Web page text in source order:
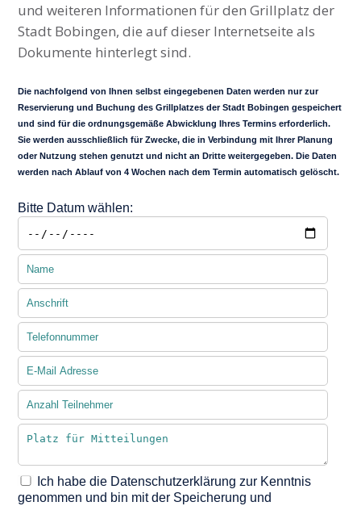
und weiteren Informationen für den Grillplatz der
Stadt Bobingen, die auf dieser Internetseite als
Dokumente hinterlegt sind.
Die nachfolgend von Ihnen selbst eingegebenen Daten werden nur zur
Reservierung und Buchung des Grillplatzes der Stadt Bobingen gespeichert
und sind für die ordnungsgemäße Abwicklung Ihres Termins erforderlich.
Sie werden ausschließlich für Zwecke, die in Verbindung mit Ihrer Planung
oder Nutzung stehen genutzt und nicht an Dritte weitergegeben. Die Daten
werden nach Ablauf von 4 Wochen nach dem Termin automatisch gelöscht.
Bitte Datum wählen:
Ich habe die Datenschutzerklärung zur Kenntnis
genommen und bin mit der Speicherung und